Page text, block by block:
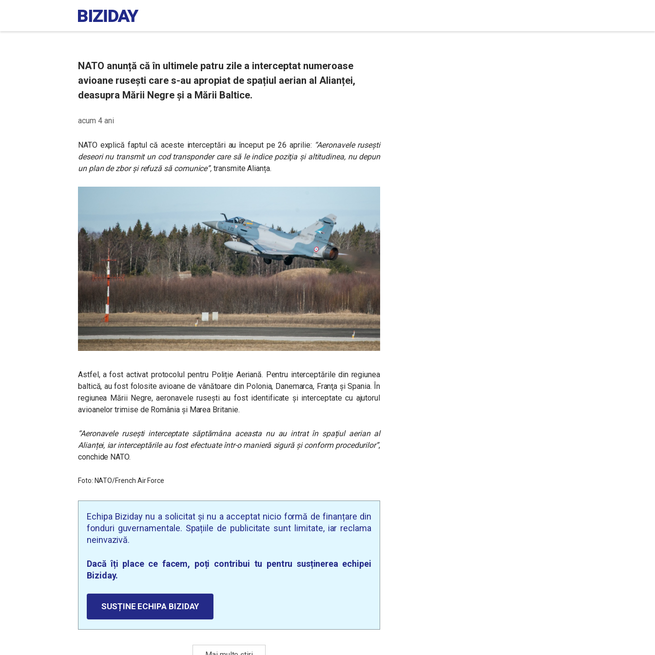
NATO anunță că în ultimele patru zile a interceptat numeroase
avioane rusești care s-au apropiat de spațiul aerian al Alianței,
deasupra Mării Negre și a Mării Baltice.
acum 4 ani
NATO explică faptul că aceste interceptări au început pe 26 aprilie: “Aeronavele ruseşti
deseori nu transmit un cod transponder care să le indice poziţia şi altitudinea, nu depun
un plan de zbor și refuză să comunice”, transmite Alianța.
Astfel, a fost activat protocolul pentru Poliție Aeriană. Pentru interceptările din regiunea
baltică, au fost folosite avioane de vânătoare din Polonia, Danemarca, Franţa şi Spania. În
regiunea Mării Negre, aeronavele rusești au fost identificate și interceptate cu ajutorul
avioanelor trimise de România și Marea Britanie.
“Aeronavele rusești interceptate săptămâna aceasta nu au intrat în spațiul aerian al
Alianței, iar interceptările au fost efectuate într-o manieră sigură și conform procedurilor”,
conchide NATO.
Foto: NATO/French Air Force
Echipa Biziday nu a solicitat și nu a acceptat nicio formă de finanțare din
fonduri guvernamentale. Spațiile de publicitate sunt limitate, iar reclama
neinvazivă.
Dacă îți place ce facem, poți contribui tu pentru susținerea echipei
Biziday.
SUSȚINE ECHIPA BIZIDAY